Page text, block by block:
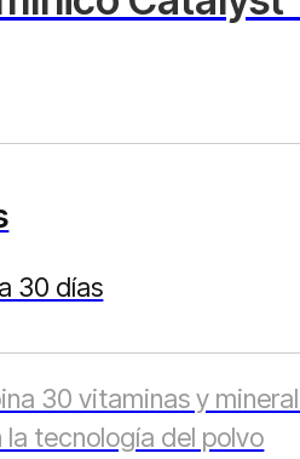
30 días
30 vitaminas y
la tecnología del polvo